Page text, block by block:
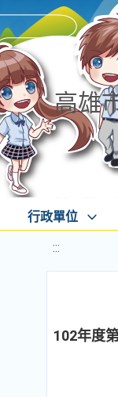
高雄
行政單位
:::
102年度